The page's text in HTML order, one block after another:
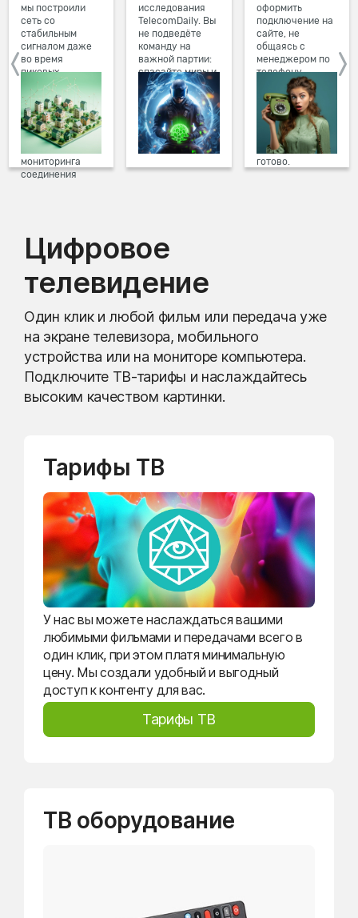
мы построили
сеть со
стабильным
сигналом даже
во время
пиковых
нагрузок в
вечернее время.
Мы постоянно
обновляем наше
оборудование в
домах, а система
мониторинга
соединения
исследования
TelecomDaily. Вы
не подведёте
команду на
важной партии:
спасайте миры и
побеждайте с
друзьями в
онлайн-играх.
оформить
подключение на
сайте, не
общаясь с
менеджером по
телефону.
Просто в три
клика заполните
форму заявки на
сайте, выберите
дату и время
подключения,
готово.
Цифровое
телевидение
Один клик и любой фильм или передача уже
на экране телевизора, мобильного
устройства или на мониторе компьютера.
Подключите ТВ-тарифы и наслаждайтесь
высоким качеством картинки.
Тарифы ТВ
У нас вы можете наслаждаться вашими
любимыми фильмами и передачами всего в
один клик, при этом платя минимальную
цену. Мы создали удобный и выгодный
доступ к контенту для вас.
Тарифы ТВ
ТВ оборудование